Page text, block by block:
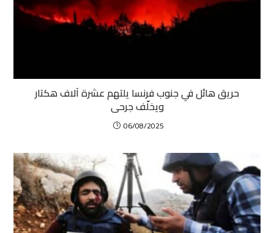
حريق هائل في جنوب فرنسا يلتهم عشرة آلاف هكتار
ويخلّف جرحى
06/08/2025